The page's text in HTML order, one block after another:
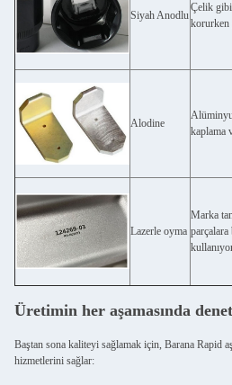
Siyah Anodlu
Çelik gibi
korurken
Alodine
kaplama
Lazerle oyma
Marka
Üretimin her aşamasında
Baştan sona kaliteyi sağlamak için, Barana Rapid
hizmetlerini sağlar: